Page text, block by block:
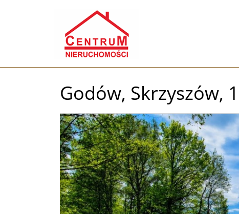
Godów, Skrzyszów,